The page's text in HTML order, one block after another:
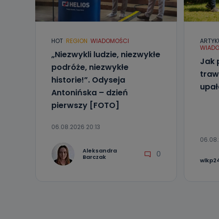
Telewizja
19 nie
Co
Po
Telewizji
19 dostępu
ich
sprzeciwu
HOT REGION WIADOMOŚCI
„Niezwykli ludzie, niezwykłe
podróże, niezwykłe
historie!”. Odyseja
Antonińska – dzień
pierwszy [FOTO]
06.08.2026 20:13
Aleksandra
Barczak
0
Jak